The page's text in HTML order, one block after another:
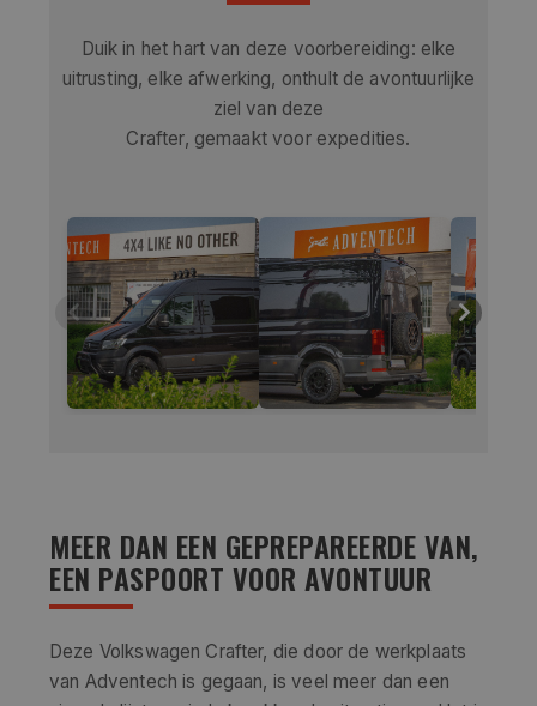
Duik in het hart van deze voorbereiding: elke
uitrusting, elke afwerking, onthult de avontuurlijke
ziel van deze
Crafter, gemaakt voor expedities.
MEER DAN EEN GEPREPAREERDE VAN,
EEN PASPOORT VOOR AVONTUUR
Deze Volkswagen Crafter, die door de werkplaats
van Adventech is gegaan, is veel meer dan een